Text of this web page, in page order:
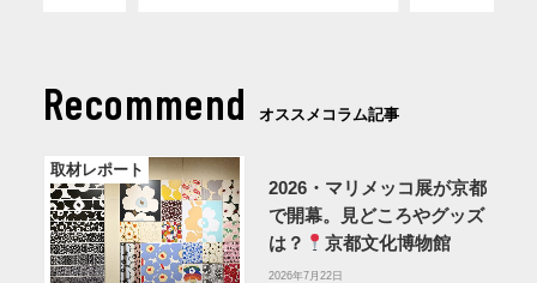
Recommend オススメコラム記事
取材レポート
2026・マリメッコ展が京都
で開幕。見どころやグッズ
は？
京都文化博物館
2026年7月22日